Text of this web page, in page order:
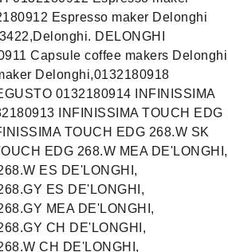
Espresso maker Delonghi
DELONGHI
Capsule coffee makers Delonghi
Delonghi,0132180918
0132180914 INFINISSIMA
INFINISSIMA TOUCH EDG
TOUCH EDG 268.W SK
EDG 268.W MEA DE'LONGHI,
ES DE'LONGHI,
ES DE'LONGHI,
MEA DE'LONGHI,
CH DE'LONGHI,
CH DE'LONGHI,